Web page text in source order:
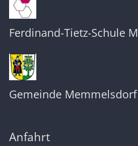
Ferdinand-Tietz-Schule
Gemeinde Memmelsdorf
Anfahrt